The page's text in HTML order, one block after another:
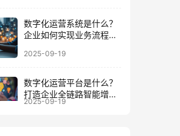
数字化运营系统是什么？
企业如何实现业务流程与
2025-09-19
数字化运营平台是什么？
打造企业全链路智能增长
的底座
2025-09-19